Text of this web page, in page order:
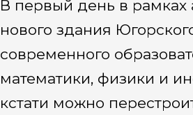
В первый день в рамках
нового здания
современного
математики, физики и
кстати можно